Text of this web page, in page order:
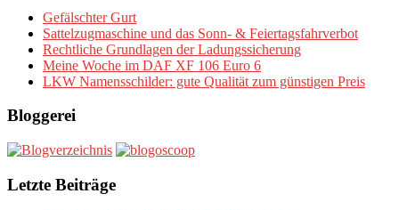
Gefälschter Gurt
Sattelzugmaschine und das Sonn- & Feiertagsfahrverbot
Rechtliche Grundlagen der Ladungssicherung
Meine Woche im DAF XF 106 Euro 6
LKW Namensschilder: gute Qualität zum günstigen Preis
Bloggerei
Letzte Beiträge